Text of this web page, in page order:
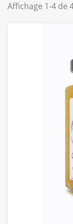
Affichage 1-4 de